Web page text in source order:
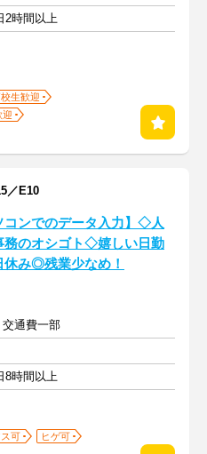
2時間以上
生歓迎
迎
／E10
コンでのデータ入力】◇人
務のオシゴト◇嬉しい日勤
休み◎残業少なめ！
通費一部
8時間以上
ス可
ヒゲ可